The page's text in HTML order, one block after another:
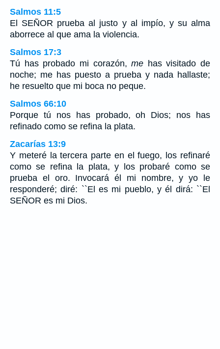
Salmos 11:5
El SEÑOR prueba al justo y al impío, y su alma
aborrece al que ama la violencia.
Salmos 17:3
Tú has probado mi corazón,me has visitado de
noche; me has puesto a prueba y nada hallaste;
he resuelto que mi boca no peque.
Salmos 66:10
Porque tú nos has probado, oh Dios; nos has
refinado como se refina la plata.
Zacarías 13:9
Y meteré la tercera parte en el fuego, los refinaré
como se refina la plata, y los probaré como se
prueba el oro. Invocará él mi nombre, y yo le
responderé; diré: ``El es mi pueblo, y él dirá: ``El
SEÑOR es mi Dios.